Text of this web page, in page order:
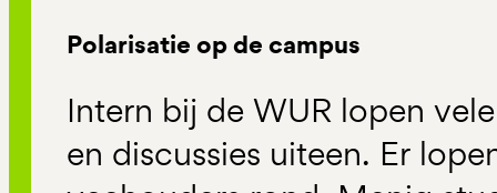
Polarisatie op de campus
Intern bij de WUR lopen
en discussies uiteen. Er